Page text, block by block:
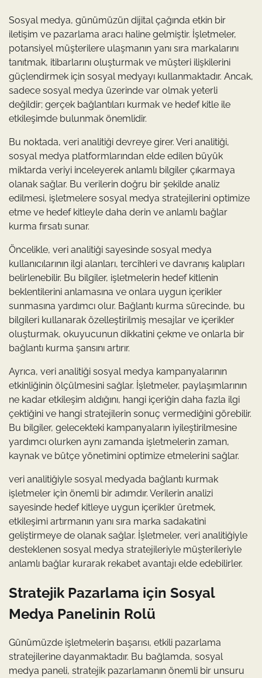
Sosyal medya, günümüzün dijital çağında etkin bir
iletişim ve pazarlama aracı haline gelmiştir. İşletmeler,
potansiyel müşterilere ulaşmanın yanı sıra markalarını
tanıtmak, itibarlarını oluşturmak ve müşteri ilişkilerini
güçlendirmek için sosyal medyayı kullanmaktadır. Ancak,
sadece sosyal medya üzerinde var olmak yeterli
değildir; gerçek bağlantıları kurmak ve hedef kitle ile
etkileşimde bulunmak önemlidir.
Bu noktada, veri analitiği devreye girer. Veri analitiği,
sosyal medya platformlarından elde edilen büyük
miktarda veriyi inceleyerek anlamlı bilgiler çıkarmaya
olanak sağlar. Bu verilerin doğru bir şekilde analiz
edilmesi, işletmelere sosyal medya stratejilerini optimize
etme ve hedef kitleyle daha derin ve anlamlı bağlar
kurma fırsatı sunar.
Öncelikle, veri analitiği sayesinde sosyal medya
kullanıcılarının ilgi alanları, tercihleri ve davranış kalıpları
belirlenebilir. Bu bilgiler, işletmelerin hedef kitlenin
beklentilerini anlamasına ve onlara uygun içerikler
sunmasına yardımcı olur. Bağlantı kurma sürecinde, bu
bilgileri kullanarak özelleştirilmiş mesajlar ve içerikler
oluşturmak, okuyucunun dikkatini çekme ve onlarla bir
bağlantı kurma şansını artırır.
Ayrıca, veri analitiği sosyal medya kampanyalarının
etkinliğinin ölçülmesini sağlar. İşletmeler, paylaşımlarının
ne kadar etkileşim aldığını, hangi içeriğin daha fazla ilgi
çektiğini ve hangi stratejilerin sonuç vermediğini görebilir.
Bu bilgiler, gelecekteki kampanyaların iyileştirilmesine
yardımcı olurken aynı zamanda işletmelerin zaman,
kaynak ve bütçe yönetimini optimize etmelerini sağlar.
veri analitiğiyle sosyal medyada bağlantı kurmak
işletmeler için önemli bir adımdır. Verilerin analizi
sayesinde hedef kitleye uygun içerikler üretmek,
etkileşimi artırmanın yanı sıra marka sadakatini
geliştirmeye de olanak sağlar. İşletmeler, veri analitiğiyle
desteklenen sosyal medya stratejileriyle müşterileriyle
anlamlı bağlar kurarak rekabet avantajı elde edebilirler.
Stratejik Pazarlama için Sosyal
Medya Panelinin Rolü
Günümüzde işletmelerin başarısı, etkili pazarlama
stratejilerine dayanmaktadır. Bu bağlamda, sosyal
medya paneli, stratejik pazarlamanın önemli bir unsuru